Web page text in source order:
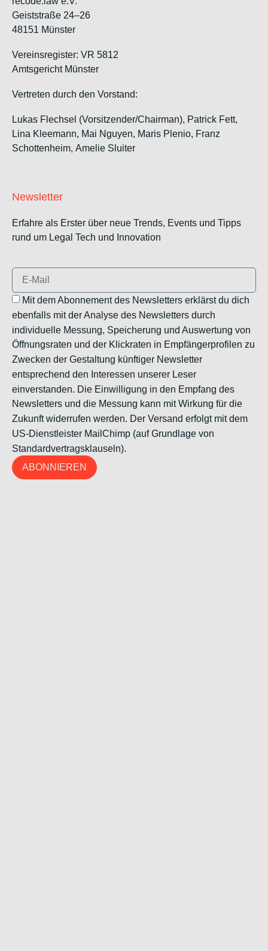
Geiststraße 24–26
48151 Münster
Vereinsregister: VR 5812
Amtsgericht Münster
Vertreten durch den Vorstand:
Lukas Flechsel (Vorsitzender/Chairman), Patrick Fett,
Lina Kleemann, Mai Nguyen, Maris Plenio, Franz
Schottenheim, Amelie Sluiter
Newsletter
Erfahre als Erster über neue Trends, Events und Tipps
rund um Legal Tech und Innovation
Mit dem Abonnement des Newsletters erklärst du dich
ebenfalls mit der Analyse des Newsletters durch
individuelle Messung, Speicherung und Auswertung von
Öffnungsraten und der Klickraten in Empfängerprofilen zu
Zwecken der Gestaltung künftiger Newsletter
entsprechend den Interessen unserer Leser
einverstanden. Die Einwilligung in den Empfang des
Newsletters und die Messung kann mit Wirkung für die
Zukunft widerrufen werden. Der Versand erfolgt mit dem
US-Dienstleister MailChimp (auf Grundlage von
Standardvertragsklauseln).
ABONNIEREN